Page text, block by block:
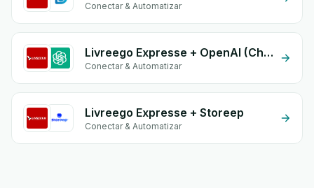
Conectar & Automatizar
Livreego Expresse + OpenAI (ChatGPT)
Conectar & Automatizar
Livreego Expresse + Storeep
Conectar & Automatizar